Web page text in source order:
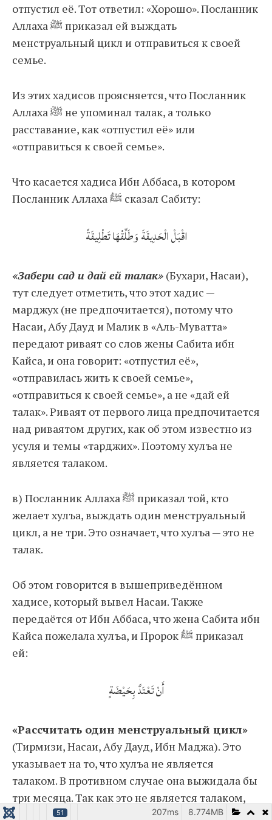
отпустил её. Тот ответил: «Хорошо». Посланник
Аллаха ﷺ приказал ей выждать
менструальный цикл и отправиться к своей
семье.
Из этих хадисов проясняется, что Посланник
Аллаха ﷺ не упоминал талак, а только
расставание, как «отпустил её» или
«отправиться к своей семье».
Что касается хадиса Ибн Аббаса, в котором
Посланник Аллаха ﷺ сказал Сабиту:
اقْبَلْ الْحَدِيقَةَ وَطَلِّقْهَا تَطْلِيقَةً
«Забери сад и дай ей талак» (Бухари, Насаи),
тут следует отметить, что этот хадис —
марджух (не предпочитается), потому что
Насаи, Абу Дауд и Малик в «Аль-Муватта»
передают риваят со слов жены Сабита ибн
Кайса, и она говорит: «отпустил её»,
«отправилась жить к своей семье»,
«отправиться к своей семье», а не «дай ей
талак». Риваят от первого лица предпочитается
над риваятом других, как об этом известно из
усуля и темы «тарджих». Поэтому хулъа не
является талаком.
в) Посланник Аллаха ﷺ приказал той, кто
желает хулъа, выждать один менструальный
цикл, а не три. Это означает, что хулъа — это не
талак.
Об этом говорится в вышеприведённом
хадисе, который вывел Насаи. Также
передаётся от Ибн Аббаса, что жена Сабита ибн
Кайса пожелала хулъа, и Пророк ﷺ приказал
ей:
أَنْ تَعْتَدَّ بِحَيْضَةٍ
«Рассчитать один менструальный цикл»
(Тирмизи, Насаи, Абу Дауд, Ибн Маджа). Это
указывает на то, что хулъа не является
талаком. В противном случае она выжидала бы
три месяца. Так как это не является талаком,
тогда это будет считаться расторжением брака.
51 8.774MB
207ms